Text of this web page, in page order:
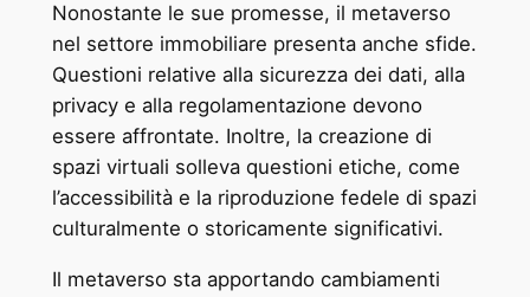
Nonostante le sue promesse, il metaverso
nel settore immobiliare presenta anche sfide.
Questioni relative alla sicurezza dei dati, alla
privacy e alla regolamentazione devono
essere affrontate. Inoltre, la creazione di
spazi virtuali solleva questioni etiche, come
l’accessibilità e la riproduzione fedele di spazi
culturalmente o storicamente significativi.
Il metaverso sta apportando cambiamenti